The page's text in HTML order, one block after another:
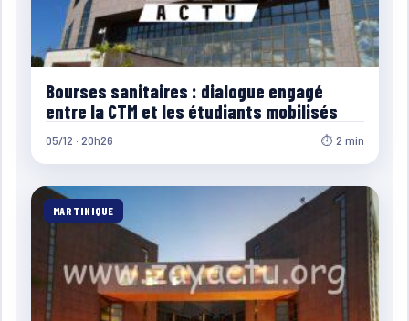
Bourses sanitaires : dialogue engagé
entre la CTM et les étudiants mobilisés
05/12 · 20h26 ⏱ 2 min
MARTINIQUE